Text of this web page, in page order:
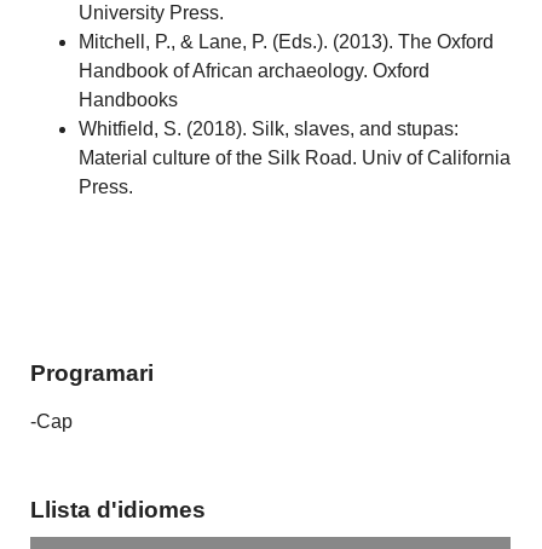
University Press.
Mitchell, P., & Lane, P. (Eds.). (2013). The Oxford
Handbook of African archaeology. Oxford
Handbooks
Whitfield, S. (2018). Silk, slaves, and stupas:
Material culture of the Silk Road. Univ of California
Press.
Programari
-Cap
Llista d'idiomes